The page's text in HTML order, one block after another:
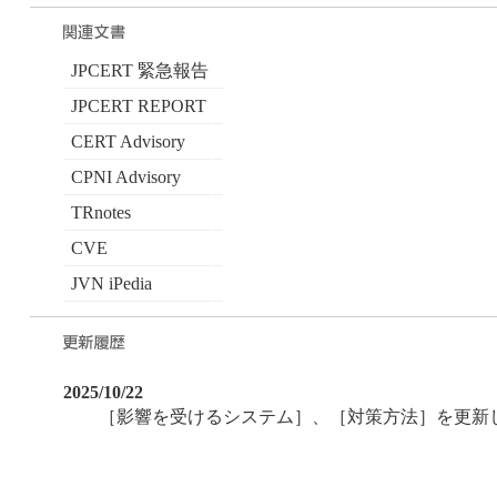
JPCERT 緊急報告
JPCERT REPORT
CERT Advisory
CPNI Advisory
TRnotes
CVE
JVN iPedia
2025/10/22
［影響を受けるシステム］、［対策方法］を更新